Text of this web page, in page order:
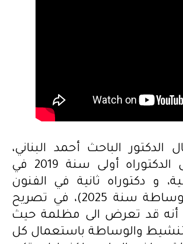
الباحث أحمد البناني،
(متحصل على الدكتوراه أولى سنة 2019 في
و دكتوراه ثانية في الفنون
والطفولة والوساطة سنة 2025)، في تصريح
أنه قد تعرض الى مظلمة حيث
والوساطة باستعمال كل